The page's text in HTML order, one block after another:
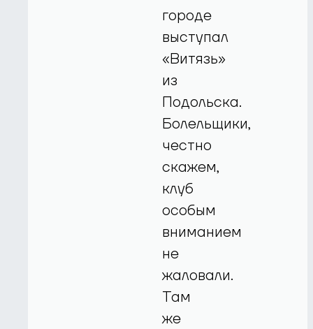
городе
выступал
«Витязь»
из
Подольска.
Болельщики,
честно
скажем,
клуб
особым
вниманием
не
жаловали.
Там
же